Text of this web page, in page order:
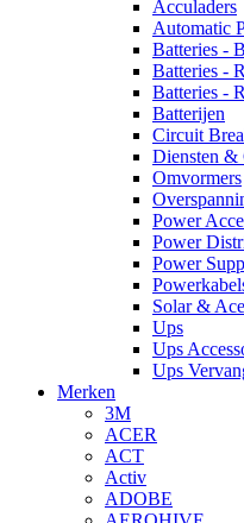
Acculaders
Automatic
Batteries -
Batteries -
Batteries -
Batterijen
Circuit
Diensten &
Omvormers
Power
Power
Power
Solar &
Ups
Ups
Ups
Merken
3M
ACER
ACT
Activ
ADOBE